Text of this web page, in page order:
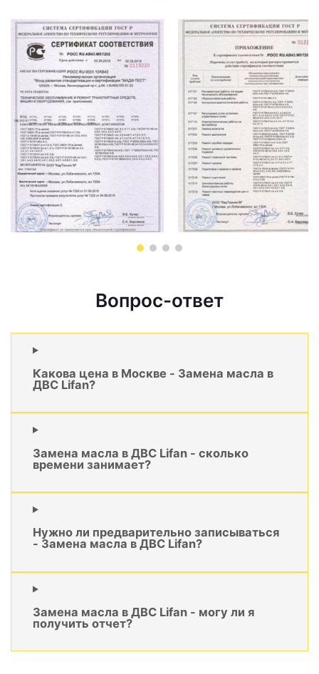
Вопрос-ответ
Какова цена в Москве - Замена масла в
ДВС Lifan?
Замена масла в ДВС Lifan - сколько
времени занимает?
Нужно ли предварительно записываться
- Замена масла в ДВС Lifan?
Замена масла в ДВС Lifan - могу ли я
получить отчет?